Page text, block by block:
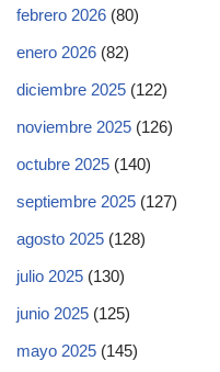
febrero 2026 (80)
enero 2026 (82)
diciembre 2025 (122)
noviembre 2025 (126)
octubre 2025 (140)
septiembre 2025 (127)
agosto 2025 (128)
julio 2025 (130)
junio 2025 (125)
mayo 2025 (145)